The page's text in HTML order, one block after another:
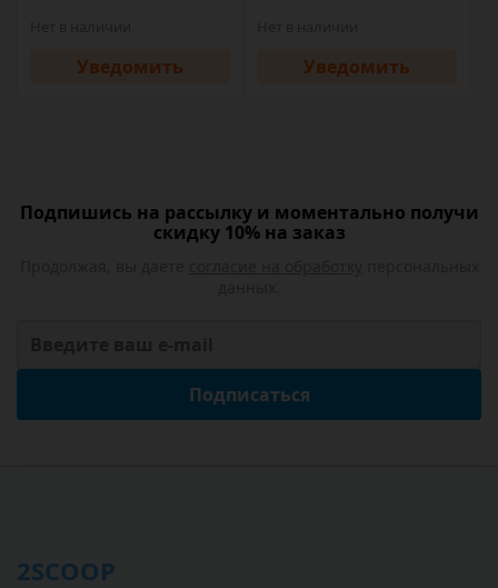
Уведомить Уведомить
Подпишись на рассылку и моментально получи
скидку 10% на заказ
Подписаться
2SCOOP